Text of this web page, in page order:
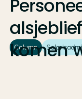
komen
Column